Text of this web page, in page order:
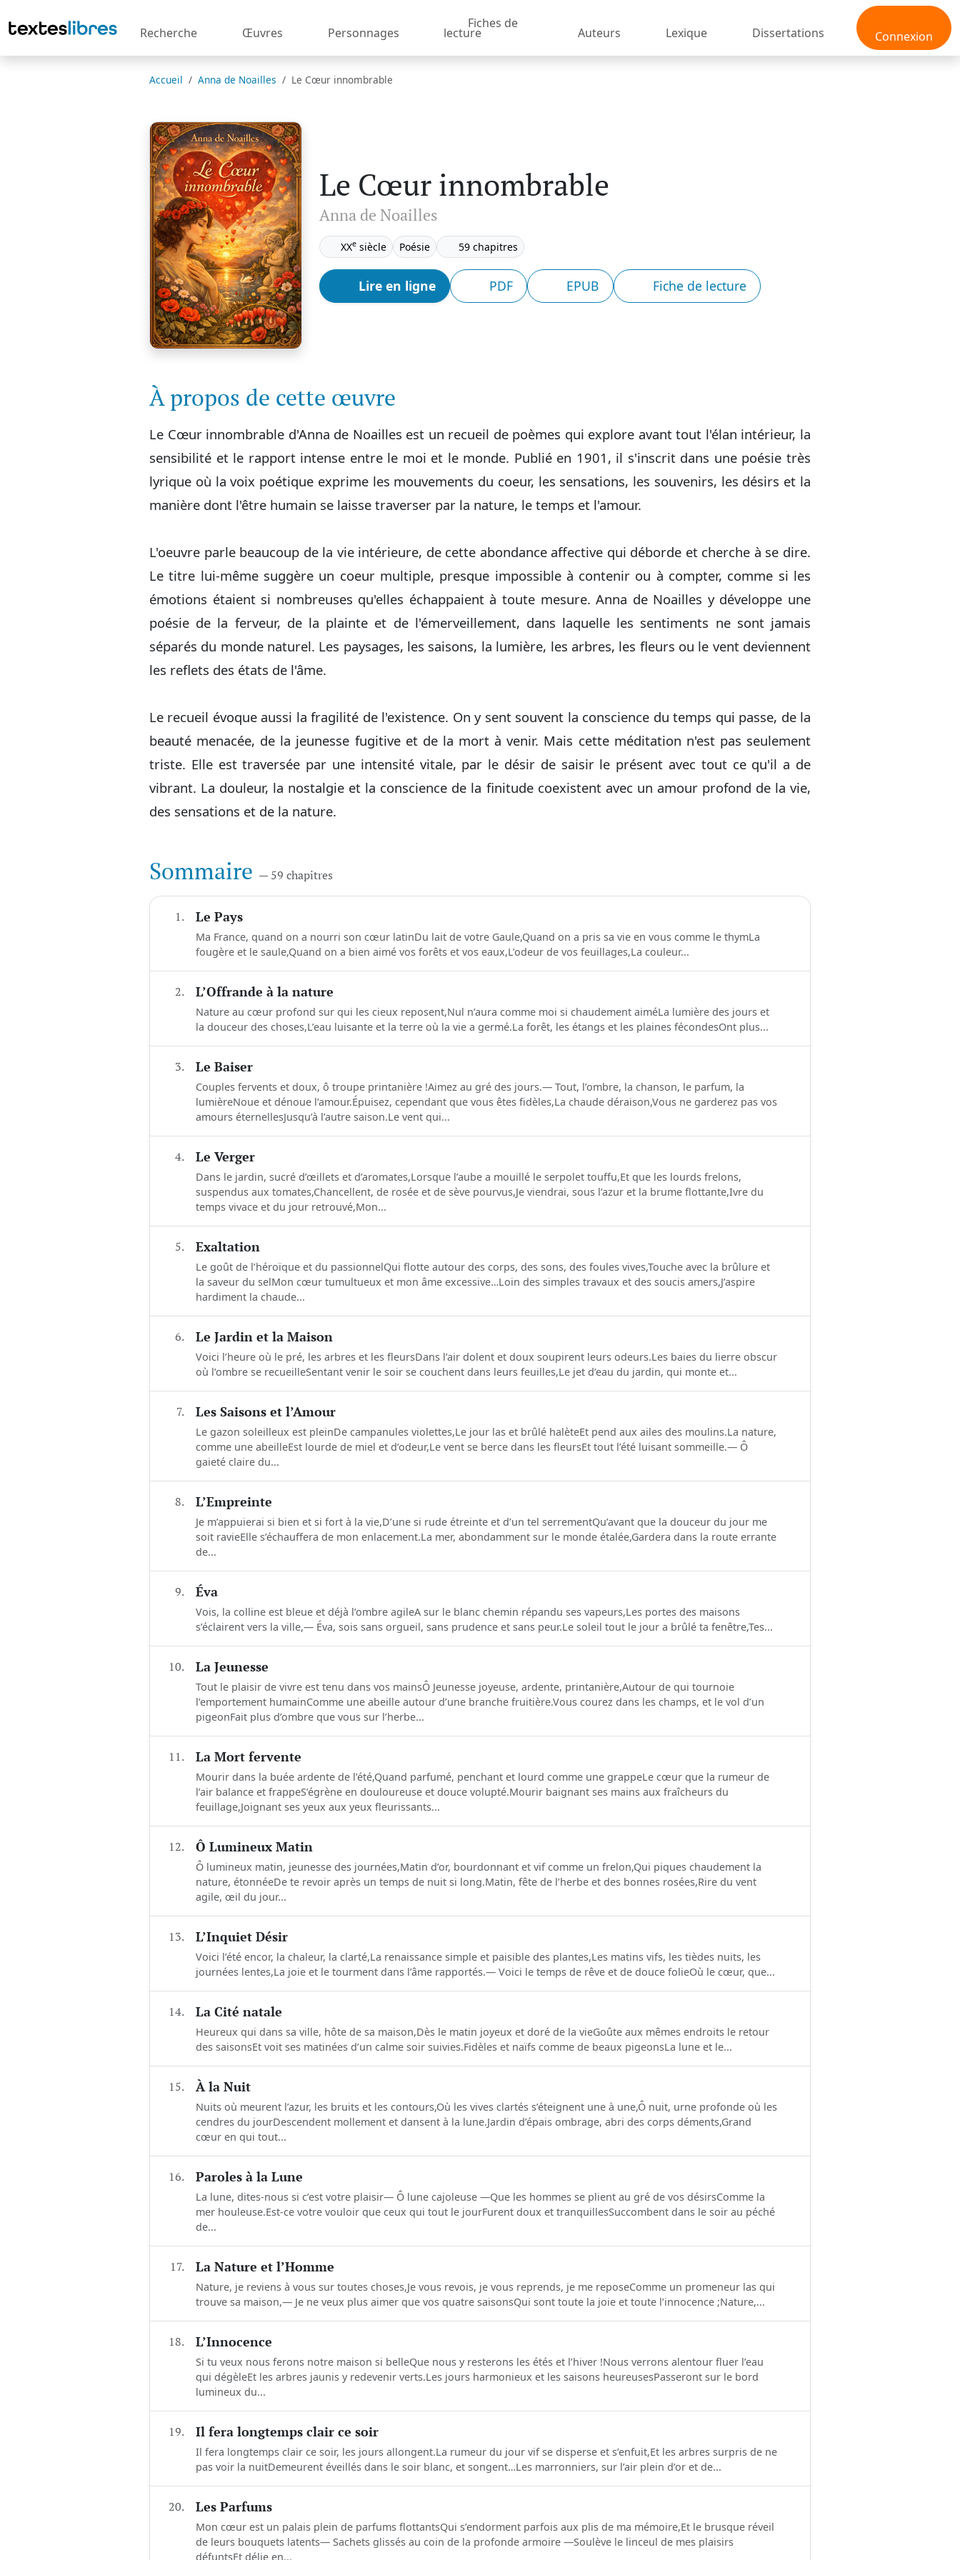
Connexion
Recherche Œuvres Personnages
Fiches de
lecture Auteurs Lexique Dissertations
Accueil Anna de Noailles Le Cœur innombrable
Le Cœur innombrable
Anna de Noailles
XXe siècle Poésie 59 chapitres
Lire en ligne PDF EPUB Fiche de lecture
À propos de cette œuvre
Le Cœur innombrable d'Anna de Noailles est un recueil de poèmes qui explore avant tout l'élan intérieur, la
sensibilité et le rapport intense entre le moi et le monde. Publié en 1901, il s'inscrit dans une poésie très
lyrique où la voix poétique exprime les mouvements du coeur, les sensations, les souvenirs, les désirs et la
manière dont l'être humain se laisse traverser par la nature, le temps et l'amour.
L'oeuvre parle beaucoup de la vie intérieure, de cette abondance affective qui déborde et cherche à se dire.
Le titre lui-même suggère un coeur multiple, presque impossible à contenir ou à compter, comme si les
émotions étaient si nombreuses qu'elles échappaient à toute mesure. Anna de Noailles y développe une
poésie de la ferveur, de la plainte et de l'émerveillement, dans laquelle les sentiments ne sont jamais
séparés du monde naturel. Les paysages, les saisons, la lumière, les arbres, les fleurs ou le vent deviennent
les reflets des états de l'âme.
Le recueil évoque aussi la fragilité de l'existence. On y sent souvent la conscience du temps qui passe, de la
beauté menacée, de la jeunesse fugitive et de la mort à venir. Mais cette méditation n'est pas seulement
triste. Elle est traversée par une intensité vitale, par le désir de saisir le présent avec tout ce qu'il a de
vibrant. La douleur, la nostalgie et la conscience de la finitude coexistent avec un amour profond de la vie,
des sensations et de la nature.
Sommaire — 59 chapitres
1. Le Pays
Ma France, quand on a nourri son cœur latin Du lait de votre Gaule,Quand on a pris sa vie en vous comme le thym La
fougère et le saule,Quand on a bien aimé vos forêts et vos eaux, L’odeur de vos feuillages,La couleur...
2. L’Offrande à la nature
Nature au cœur profond sur qui les cieux reposent,Nul n’aura comme moi si chaudement aiméLa lumière des jours et
la douceur des choses,L’eau luisante et la terre où la vie a germé.La forêt, les étangs et les plaines fécondesOnt plus...
3. Le Baiser
Couples fervents et doux, ô troupe printanière ! Aimez au gré des jours.— Tout, l’ombre, la chanson, le parfum, la
lumière Noue et dénoue l’amour.Épuisez, cependant que vous êtes fidèles, La chaude déraison,Vous ne garderez pas vos
amours éternelles Jusqu’à l’autre saison.Le vent qui...
4. Le Verger
Dans le jardin, sucré d’œillets et d’aromates,Lorsque l’aube a mouillé le serpolet touffu,Et que les lourds frelons,
suspendus aux tomates,Chancellent, de rosée et de sève pourvus,Je viendrai, sous l’azur et la brume flottante,Ivre du
temps vivace et du jour retrouvé,Mon...
5. Exaltation
Le goût de l’héroïque et du passionnelQui flotte autour des corps, des sons, des foules vives,Touche avec la brûlure et
la saveur du selMon cœur tumultueux et mon âme excessive…Loin des simples travaux et des soucis amers,J’aspire
hardiment la chaude...
6. Le Jardin et la Maison
Voici l’heure où le pré, les arbres et les fleursDans l’air dolent et doux soupirent leurs odeurs.Les baies du lierre obscur
où l’ombre se recueilleSentant venir le soir se couchent dans leurs feuilles,Le jet d’eau du jardin, qui monte et...
7. Les Saisons et l’Amour
Le gazon soleilleux est pleinDe campanules violettes,Le jour las et brûlé halèteEt pend aux ailes des moulins.La nature,
comme une abeilleEst lourde de miel et d’odeur,Le vent se berce dans les fleursEt tout l’été luisant sommeille.— Ô
gaieté claire du...
8. L’Empreinte
Je m’appuierai si bien et si fort à la vie,D’une si rude étreinte et d’un tel serrementQu’avant que la douceur du jour me
soit ravieElle s’échauffera de mon enlacement.La mer, abondamment sur le monde étalée,Gardera dans la route errante
de...
9. Éva
Vois, la colline est bleue et déjà l’ombre agileA sur le blanc chemin répandu ses vapeurs,Les portes des maisons
s’éclairent vers la ville,— Éva, sois sans orgueil, sans prudence et sans peur.Le soleil tout le jour a brûlé ta fenêtre,Tes...
10. La Jeunesse
Tout le plaisir de vivre est tenu dans vos mainsÔ Jeunesse joyeuse, ardente, printanière,Autour de qui tournoie
l’emportement humainComme une abeille autour d’une branche fruitière.Vous courez dans les champs, et le vol d’un
pigeonFait plus d’ombre que vous sur l’herbe...
11. La Mort fervente
Mourir dans la buée ardente de l’été,Quand parfumé, penchant et lourd comme une grappeLe cœur que la rumeur de
l’air balance et frappeS’égrène en douloureuse et douce volupté.Mourir baignant ses mains aux fraîcheurs du
feuillage,Joignant ses yeux aux yeux fleurissants...
12. Ô Lumineux Matin
Ô lumineux matin, jeunesse des journées,Matin d’or, bourdonnant et vif comme un frelon,Qui piques chaudement la
nature, étonnéeDe te revoir après un temps de nuit si long.Matin, fête de l’herbe et des bonnes rosées,Rire du vent
agile, œil du jour...
13. L’Inquiet Désir
Voici l’été encor, la chaleur, la clarté,La renaissance simple et paisible des plantes,Les matins vifs, les tièdes nuits, les
journées lentes,La joie et le tourment dans l’âme rapportés.— Voici le temps de rêve et de douce folieOù le cœur, que...
14. La Cité natale
Heureux qui dans sa ville, hôte de sa maison,Dès le matin joyeux et doré de la vieGoûte aux mêmes endroits le retour
des saisonsEt voit ses matinées d’un calme soir suivies.Fidèles et naïfs comme de beaux pigeonsLa lune et le...
15. À la Nuit
Nuits où meurent l’azur, les bruits et les contours,Où les vives clartés s’éteignent une à une,Ô nuit, urne profonde où les
cendres du jourDescendent mollement et dansent à la lune.Jardin d’épais ombrage, abri des corps déments,Grand
cœur en qui tout...
16. Paroles à la Lune
La lune, dites-nous si c’est votre plaisir — Ô lune cajoleuse —Que les hommes se plient au gré de vos désirs Comme la
mer houleuse.Est-ce votre vouloir que ceux qui tout le jour Furent doux et tranquillesSuccombent dans le soir au péché
de...
17. La Nature et l’Homme
Nature, je reviens à vous sur toutes choses,Je vous revois, je vous reprends, je me reposeComme un promeneur las qui
trouve sa maison,— Je ne veux plus aimer que vos quatre saisonsQui sont toute la joie et toute l’innocence ;Nature,...
18. L’Innocence
Si tu veux nous ferons notre maison si belleQue nous y resterons les étés et l’hiver !Nous verrons alentour fluer l’eau
qui dégèleEt les arbres jaunis y redevenir verts.Les jours harmonieux et les saisons heureusesPasseront sur le bord
lumineux du...
19. Il fera longtemps clair ce soir
Il fera longtemps clair ce soir, les jours allongent.La rumeur du jour vif se disperse et s’enfuit,Et les arbres surpris de ne
pas voir la nuitDemeurent éveillés dans le soir blanc, et songent…Les marronniers, sur l’air plein d’or et de...
20. Les Parfums
Mon cœur est un palais plein de parfums flottantsQui s’endorment parfois aux plis de ma mémoire,Et le brusque réveil
de leurs bouquets latents— Sachets glissés au coin de la profonde armoire —Soulève le linceul de mes plaisirs
défuntsEt délie en...